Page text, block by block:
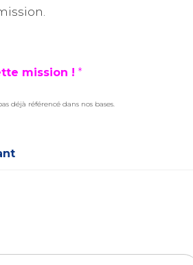
mission ! *
déjà référencé dans nos bases.